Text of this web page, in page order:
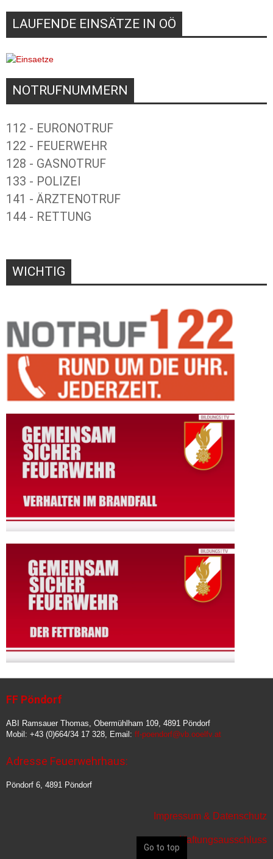
LAUFENDE EINSÄTZE IN OÖ
NOTRUFNUMMERN
112 - EURONOTRUF
122 - FEUERWEHR
128 - GASNOTRUF
133 - POLIZEI
141 - ÄRZTENOTRUF
144 - RETTUNG
WICHTIG
FF Pöndorf
ABI Ramsauer Thomas, Obermühlham 109, 4891 Pöndorf
Mobil: +43 (0)664/34 17 328, Email: ff-poendorf@vb.ooelfv.at
Adresse Feuerwehrhaus:
Pöndorf 6, 4891 Pöndorf
Impressum & Datenschutz
Haftungsausschluss
Go to top